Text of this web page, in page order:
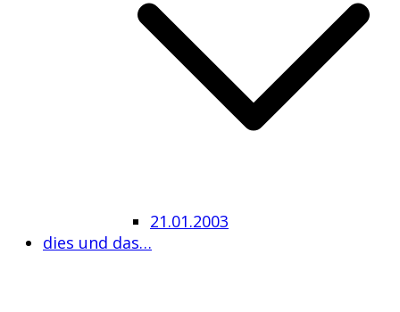
21.01.2003
dies und das…